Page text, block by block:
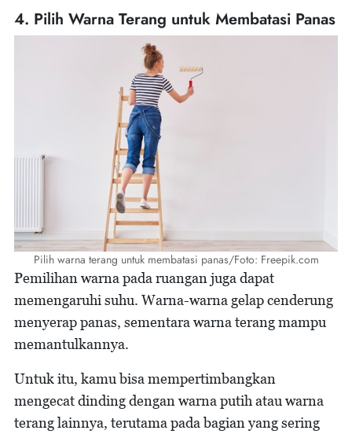
4. Pilih Warna Terang untuk Membatasi Panas
Pilih warna terang untuk membatasi panas/Foto: Freepik.com
Pemilihan warna pada ruangan juga dapat
memengaruhi suhu. Warna-warna gelap cenderung
menyerap panas, sementara warna terang mampu
memantulkannya.
Untuk itu, kamu bisa mempertimbangkan
mengecat dinding dengan warna putih atau warna
terang lainnya, terutama pada bagian yang sering